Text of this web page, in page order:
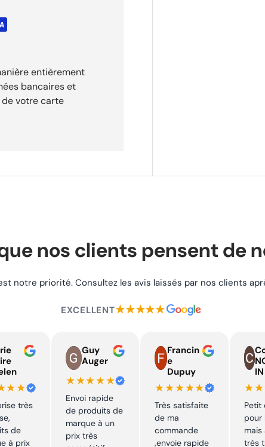
entièrement
bancaires et
de votre carte
nos clients pensent de
notre priorité. Consultez les avis laissés par nos clients
EXCELLENT★★★★★
très
de
à prix
Guy
Auger
★★★★★
Envoi rapide
de produits de
marque à un
prix très
Francin
e
Dupuy
★★★★★
Très satisfaite
de ma
commande
,envoie rapide
IN
Petit
pour
mais
très